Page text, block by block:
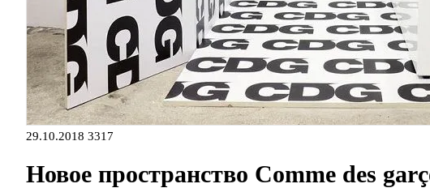
29.10.2018 3317
Новое пространство Comme des